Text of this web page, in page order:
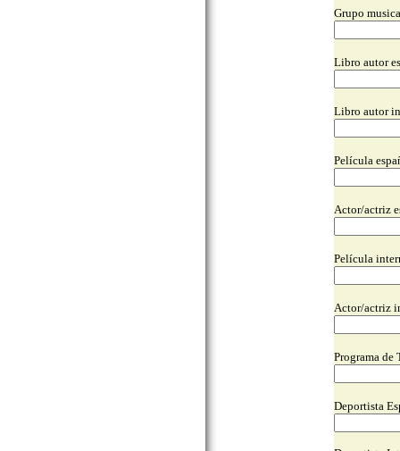
Grupo
Libro autor
Libro autor
Película
Actor/actriz
Película
Actor/actriz
Programa de
Deportista